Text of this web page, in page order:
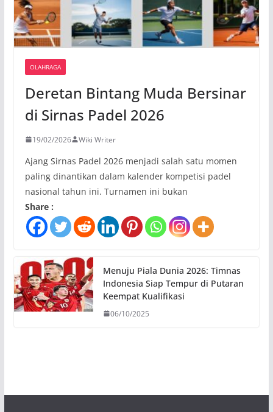
OLAHRAGA
Deretan Bintang Muda Bersinar
di Sirnas Padel 2026
19/02/2026 Wiki Writer
Ajang Sirnas Padel 2026 menjadi salah satu momen
paling dinantikan dalam kalender kompetisi padel
nasional tahun ini. Turnamen ini bukan
Share :
Menuju Piala Dunia 2026: Timnas
Indonesia Siap Tempur di Putaran
Keempat Kualifikasi
06/10/2025